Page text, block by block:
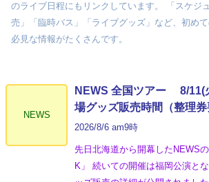
のライブ日程にもリンクしています。 「スケジ
売」「臨時バス」「ライブグッズ」など、初め
必見な情報がたくさんです。
NEWS
NEWS 全国ツアー 8/
場グッズ販売時間（整理券
2026/8/6 am9時
先日北海道から開幕したNEWS
K」 続いての開催は福岡公演と